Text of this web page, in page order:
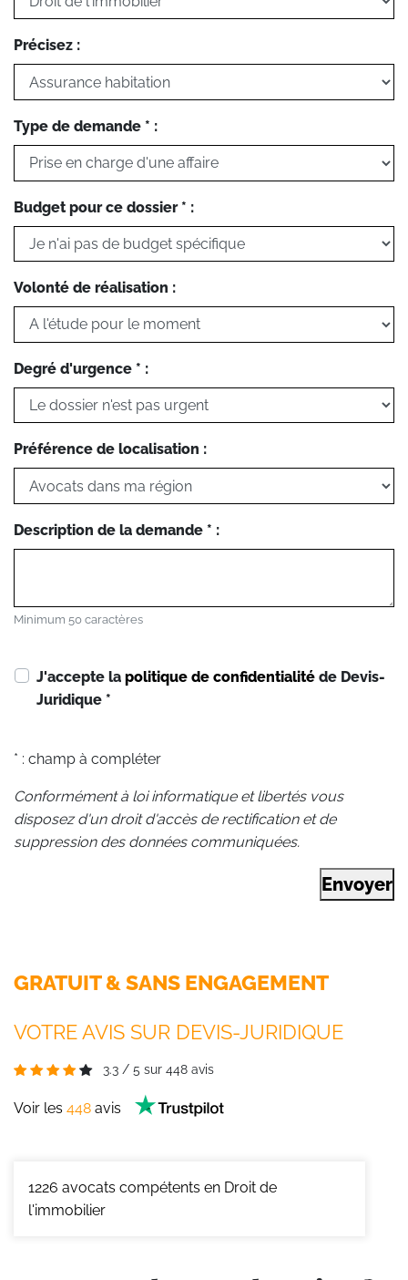
Précisez :
Type de demande * :
Budget pour ce dossier * :
Volonté de réalisation :
Degré d'urgence * :
Préférence de localisation :
Description de la demande * :
Minimum 50 caractères
J'accepte la politique de confidentialité de Devis-
Juridique *
* : champ à compléter
Conformément à loi informatique et libertés vous
disposez d'un droit d'accès de rectification et de
suppression des données communiquées.
Envoyer
GRATUIT & SANS ENGAGEMENT
VOTRE AVIS SUR DEVIS-JURIDIQUE
3.3 / 5 sur 448 avis
Voir les 448 avis
1226 avocats compétents en Droit de
l'immobilier